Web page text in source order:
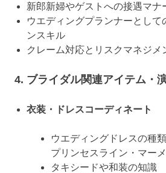
新郎新婦やゲストへの接遇マナ
ウエディングプランナーとして
ンスキル
クレーム対応とリスクマネジメ
4. ブライダル関連アイテム・
衣装・ドレスコーディネート
ウエディングドレスの種
プリンセスライン・マーメ
タキシードや和装の知識